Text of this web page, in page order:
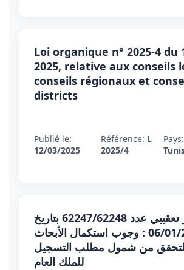
Loi organique n° 2025-4 du
2025, relative aux conseils
conseils régionaux et
districts
Publié le:
12/03/2025
Référence: L
2025/4
Pays:
قرار تعقيبي عدد 62247/62248 بتاريخ
06/01/2025 : وجوب استكمال الأبحاث
للتحقق من شمول مطلب التسجيل
للملك العام